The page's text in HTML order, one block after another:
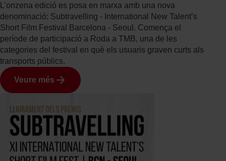
L’onzena edició es posa en marxa amb una nova
denominació: Subtravelling - International New Talent’s
Short Film Festival Barcelona - Seoul. Comença el
període de participació a Roda a TMB, una de les
categories del festival en què els usuaris graven curts als
transports públics.
Veure més